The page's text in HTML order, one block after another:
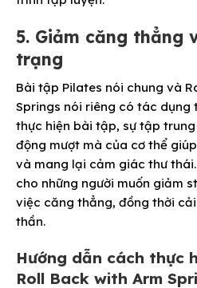
5. Giảm căng thẳng
trạng
Bài tập Pilates nói chung và
Springs nói riêng có tác dụng
thực hiện bài tập, sự tập
động mượt mà của cơ thể
và mang lại cảm giác thư
cho những người muốn giảm
việc căng thẳng, đồng thời
thần.
Hướng dẫn cách thực
Roll Back with Arm